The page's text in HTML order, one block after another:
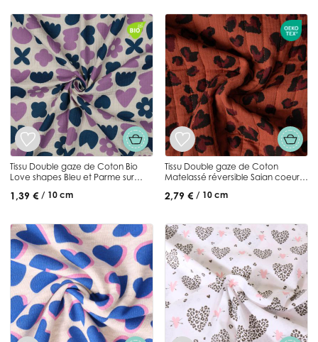
Tissu Double gaze de Coton Bio
Love shapes Bleu et Parme sur
1,39 € / 10 cm
Tissu Double gaze de Coton
Matelassé réversible Saian coeurs
2,79 € / 10 cm